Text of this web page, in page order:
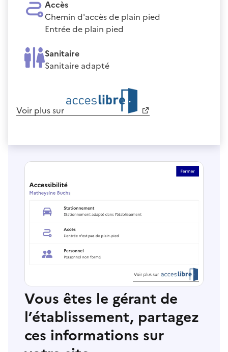
Accès
Chemin d'accès de plain pied
Entrée de plain pied
Sanitaire
Sanitaire adapté
Voir plus sur
Vous êtes le gérant de
l’établissement, partagez
ces informations sur